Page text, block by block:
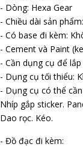
- Dòng: Hexa Gear
- Chiều dài sản
- Có base đi kèm:
- Cement và Paint
- Cần dụng cụ để lắp
- Dụng cụ tối thiểu:
- Dụng cụ có thể
Nhíp gắp sticker.
Dao rọc. Kéo.
- Đồ đạc đi kèm: